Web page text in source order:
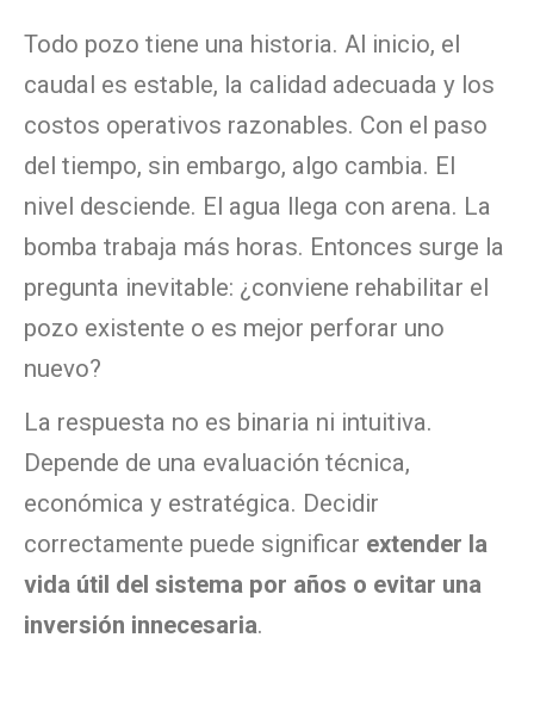
Todo pozo tiene una historia. Al inicio, el
caudal es estable, la calidad adecuada y los
costos operativos razonables. Con el paso
del tiempo, sin embargo, algo cambia. El
nivel desciende. El agua llega con arena. La
bomba trabaja más horas. Entonces surge la
pregunta inevitable: ¿conviene rehabilitar el
pozo existente o es mejor perforar uno
nuevo?
La respuesta no es binaria ni intuitiva.
Depende de una evaluación técnica,
económica y estratégica. Decidir
correctamente puede significar extender la
vida útil del sistema por años o evitar una
inversión innecesaria.